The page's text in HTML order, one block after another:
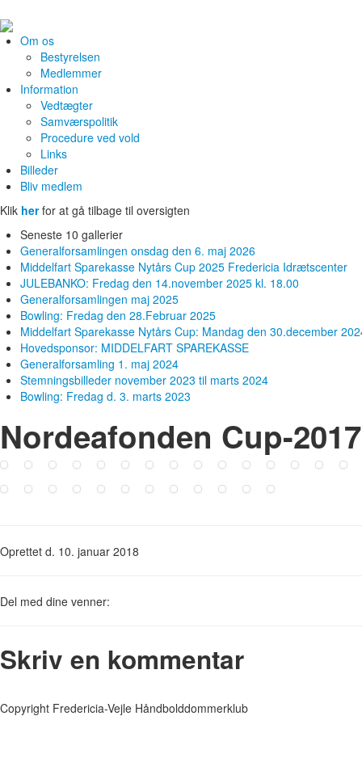
Om os
Bestyrelsen
Medlemmer
Information
Vedtægter
Samværspolitik
Procedure ved vold
Links
Billeder
Bliv medlem
Klik herfor at gå tilbage til oversigten
Seneste 10 gallerier
Generalforsamlingen onsdag den 6. maj 2026
Middelfart Sparekasse Nytårs Cup 2025 Fredericia Idrætscenter
JULEBANKO: Fredag den 14.november 2025 kl. 18.00
Generalforsamlingen maj 2025
Bowling: Fredag den 28.Februar 2025
Middelfart Sparekasse Nytårs Cup: Mandag den 30.december
Hovedsponsor: MIDDELFART SPAREKASSE
Generalforsamling 1. maj 2024
Stemningsbilleder november 2023 til marts 2024
Bowling: Fredag d. 3. marts 2023
Nordeafonden Cup-
Oprettet d. 10. januar 2018
Del med dine venner:
Skriv en kommentar
Copyright Fredericia-Vejle Håndbolddommerklub